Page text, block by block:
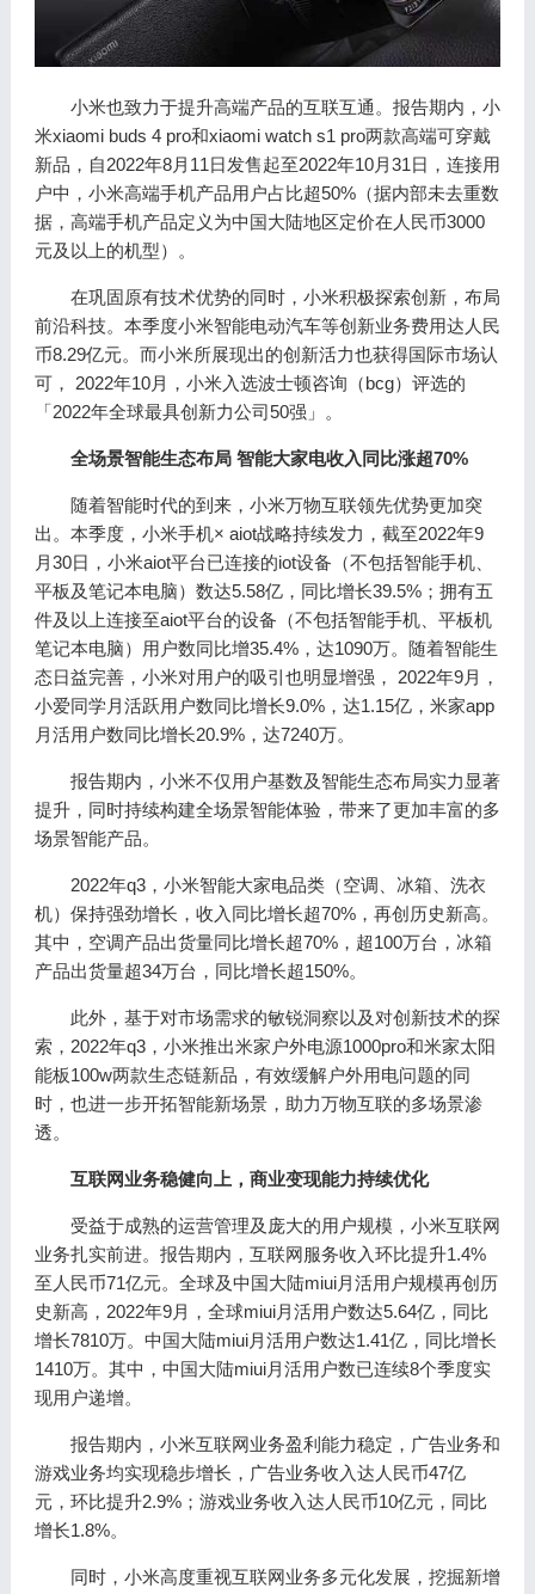
小米也致力于提升高端产品的互联互通。报告期内，小
米xiaomi buds 4 pro和xiaomi watch s1 pro两款高端可穿戴
新品，自2022年8月11日发售起至2022年10月31日，连接用
户中，小米高端手机产品用户占比超50%（据内部未去重数
据，高端手机产品定义为中国大陆地区定价在人民币3000
元及以上的机型）。
在巩固原有技术优势的同时，小米积极探索创新，布局
前沿科技。本季度小米智能电动汽车等创新业务费用达人民
币8.29亿元。而小米所展现出的创新活力也获得国际市场认
可， 2022年10月，小米入选波士顿咨询（bcg）评选的
「2022年全球最具创新力公司50强」。
全场景智能生态布局 智能大家电收入同比涨超70%
随着智能时代的到来，小米万物互联领先优势更加突
出。本季度，小米手机× aiot战略持续发力，截至2022年9
月30日，小米aiot平台已连接的iot设备（不包括智能手机、
平板及笔记本电脑）数达5.58亿，同比增长39.5%；拥有五
件及以上连接至aiot平台的设备（不包括智能手机、平板机
笔记本电脑）用户数同比增35.4%，达1090万。随着智能生
态日益完善，小米对用户的吸引也明显增强， 2022年9月，
小爱同学月活跃用户数同比增长9.0%，达1.15亿，米家app
月活用户数同比增长20.9%，达7240万。
报告期内，小米不仅用户基数及智能生态布局实力显著
提升，同时持续构建全场景智能体验，带来了更加丰富的多
场景智能产品。
2022年q3，小米智能大家电品类（空调、冰箱、洗衣
机）保持强劲增长，收入同比增长超70%，再创历史新高。
其中，空调产品出货量同比增长超70%，超100万台，冰箱
产品出货量超34万台，同比增长超150%。
此外，基于对市场需求的敏锐洞察以及对创新技术的探
索，2022年q3，小米推出米家户外电源1000pro和米家太阳
能板100w两款生态链新品，有效缓解户外用电问题的同
时，也进一步开拓智能新场景，助力万物互联的多场景渗
透。
互联网业务稳健向上，商业变现能力持续优化
受益于成熟的运营管理及庞大的用户规模，小米互联网
业务扎实前进。报告期内，互联网服务收入环比提升1.4%
至人民币71亿元。全球及中国大陆miui月活用户规模再创历
史新高，2022年9月，全球miui月活用户数达5.64亿，同比
增长7810万。中国大陆miui月活用户数达1.41亿，同比增长
1410万。其中，中国大陆miui月活用户数已连续8个季度实
现用户递增。
报告期内，小米互联网业务盈利能力稳定，广告业务和
游戏业务均实现稳步增长，广告业务收入达人民币47亿
元，环比提升2.9%；游戏业务收入达人民币10亿元，同比
增长1.8%。
同时，小米高度重视互联网业务多元化发展，挖掘新增